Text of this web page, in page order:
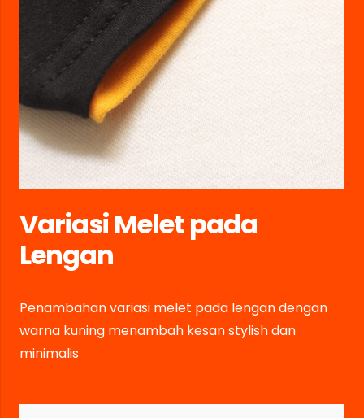
Variasi Melet pada
Lengan
Penambahan variasi melet pada lengan dengan
warna kuning menambah kesan stylish dan
minimalis